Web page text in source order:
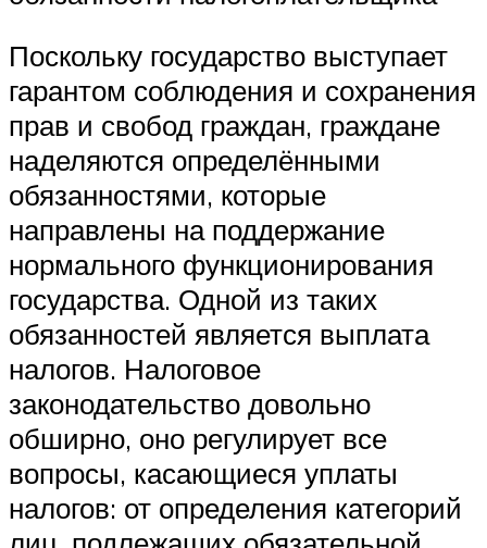
Поскольку государство выступает
гарантом соблюдения и сохранения
прав и свобод граждан, граждане
наделяются определёнными
обязанностями, которые
направлены на поддержание
нормального функционирования
государства. Одной из таких
обязанностей является выплата
налогов. Налоговое
законодательство довольно
обширно, оно регулирует все
вопросы, касающиеся уплаты
налогов: от определения категорий